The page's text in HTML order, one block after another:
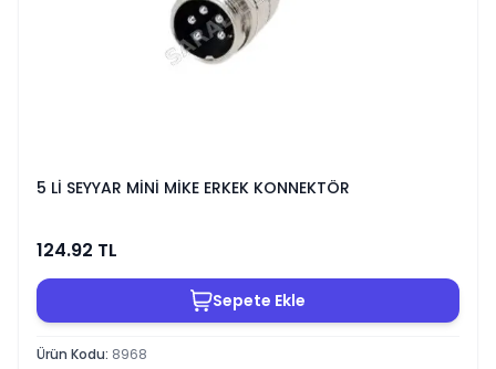
5 Lİ SEYYAR MİNİ MİKE ERKEK KONNEKTÖR
124.92 TL
Sepete Ekle
Ürün Kodu: 8968